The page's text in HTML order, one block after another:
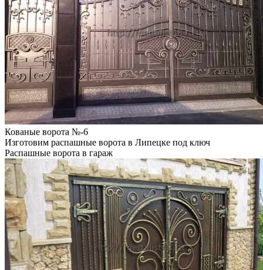
Кованые ворота №-6
Изготовим распашные ворота в Липецке под ключ
Распашные ворота в гараж